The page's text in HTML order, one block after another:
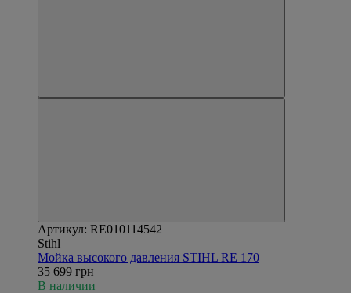
Артикул: RE010114542
Stihl
Мойка высокого давления STIHL RE 170
35 699 грн
В наличии